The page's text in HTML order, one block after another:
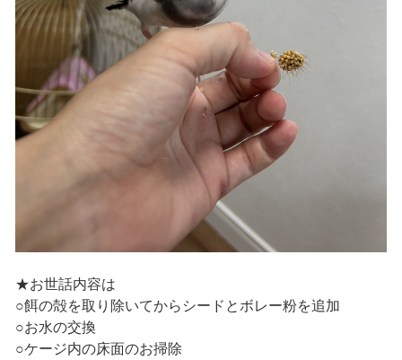
★お世話内容は
○餌の殻を取り除いてからシードとボレー粉を追加
○お水の交換
○ケージ内の床面のお掃除